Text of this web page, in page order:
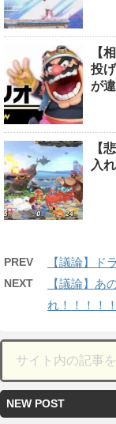
【
投
が
【
入
PREV 【議論】ド
NEXT
【議論】あ
れ！！！！
NEW POST